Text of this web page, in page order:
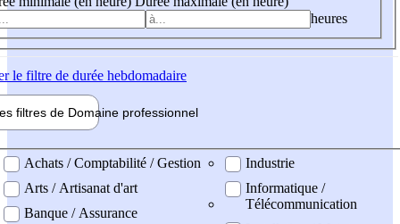
heures
le filtre de durée hebdomadaire
filtres de Domaine professionnel
professionel
Achats / Comptabilité / Gestion
Arts / Artisanat d'art
Banque / Assurance
Industrie
Informatique /
Télécommunication